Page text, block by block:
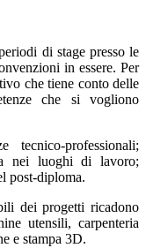
di stage presso le
in essere. Per
che tiene conto delle
che si vogliono
tecnico-professionali;
nei luoghi di lavoro;
post-diploma.
dei progetti ricadono
utensili, carpenteria
e stampa 3D.